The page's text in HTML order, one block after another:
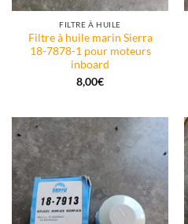
FILTRE À HUILE
Filtre à huile marin Sierra
18-7878-1 pour moteurs
inboard
8,00€